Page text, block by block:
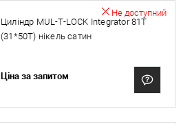
Циліндр MUL-T-LOCK Integrator 81T
(31*50T) нікель сатин
Не доступний
Ціна за запитом